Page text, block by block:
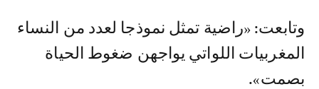
وتابعت: «راضية تمثل نموذجا لعدد من النساء
المغربيات اللواتي يواجهن ضغوط الحياة
بصمت».